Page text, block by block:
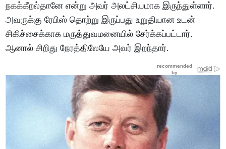
நகக்கீறல்தானே என்று அவர் அலட்சியமாக இருந்துள்ளார்.
அவருக்கு ரேபிஸ் தொற்று இருப்பது உறுதியான உடன்
சிகிச்சைக்காக மருத்துவமனையில் சேர்க்கப்பட்டார்.
ஆனால் சிறிது நேரத்திலேயே அவர் இறந்தார்.